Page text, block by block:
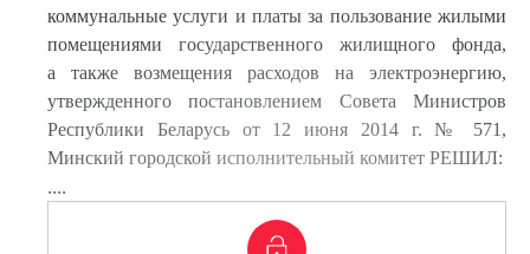
коммунальные услуги и платы за пользование жилыми
помещениями государственного жилищного фонда,
а также возмещения расходов на электроэнергию,
утвержденного постановлением Совета Министров
Республики Беларусь от 12 июня 2014 г. № 571,
Минский городской исполнительный комитет РЕШИЛ:
....